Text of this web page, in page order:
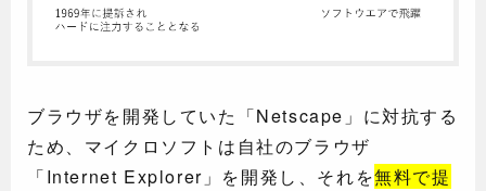
ブラウザを開発していた「Netscape」に対抗する
ため、マイクロソフトは自社のブラウザ
「Internet Explorer」を開発し、それを無料で提